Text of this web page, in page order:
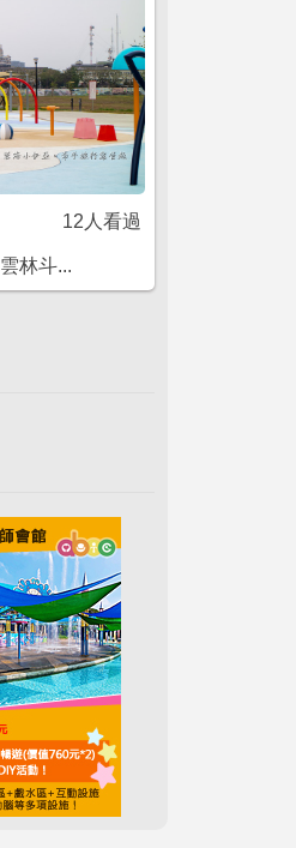
12人看過
林斗...